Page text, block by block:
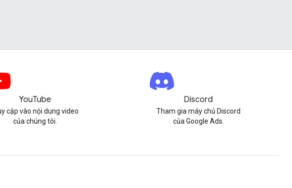
YouTube
cập vào nội dung video
của chúng tôi.
Discord
Tham gia máy chủ Discord
của Google Ads.